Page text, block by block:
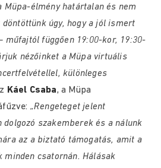
Müpa-élmény határtalan és nem
úgy, hogy a jól ismert
műfajtól függően 19:00-kor, 19:30-
nézőinket a Müpa virtuális
különleges
Káel Csaba, a Müpa
„Rengeteget jelent
dolgozó szakemberek és a nálunk
az a biztató támogatás, amit a
minden csatornán. Hálásak